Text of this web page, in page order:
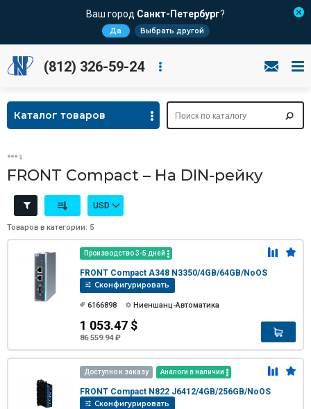
Ваш город Санкт-Петербург?
Да Выбрать другой
(812) 326-59-24
Каталог товаров
FRONT Compact – На DIN-рейку
USD
Товаров в категории: 5
Производство 3-5 дней
FRONT Compact A348 N3350/4GB/64GB/NoOS
Сконфигурировать
6166898 Ниеншанц-Автоматика
1 053.47 $
86 559.94 ₽
Доступно к заказу Аналоги в наличии
FRONT Compact N822 J6412/4GB/256GB/NoOS
Сконфигурировать